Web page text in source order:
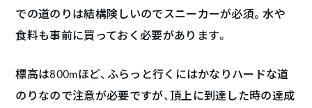
での道のりは結構険しいのでスニーカーが必須。水や
食料も事前に買っておく必要があります。
標高は800mほど、ふらっと行くにはかなりハードな道
のりなので注意が必要ですが、頂上に到達した時の達成